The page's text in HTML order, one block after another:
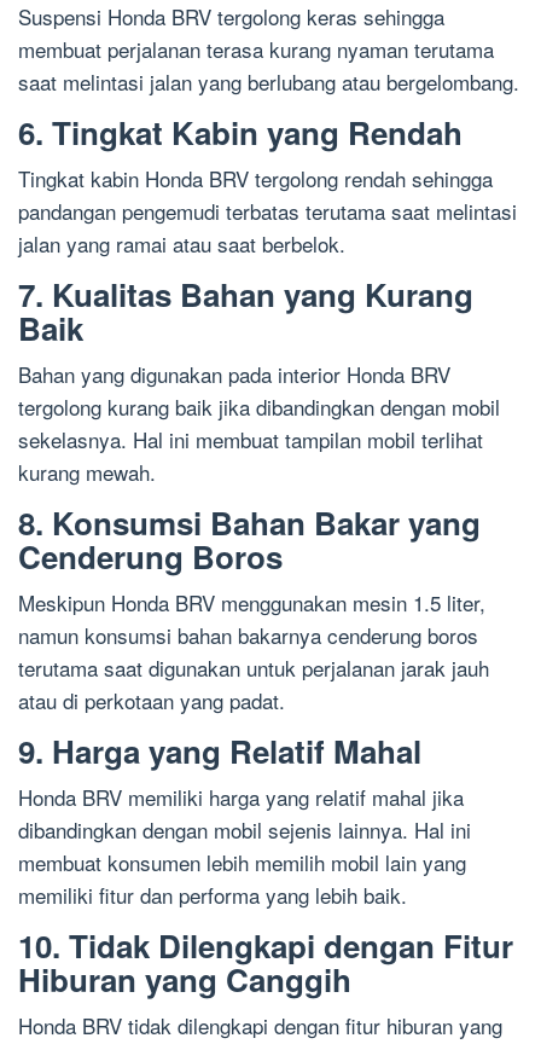
Suspensi Honda BRV tergolong keras sehingga
membuat perjalanan terasa kurang nyaman terutama
saat melintasi jalan yang berlubang atau bergelombang.
6. Tingkat Kabin yang Rendah
Tingkat kabin Honda BRV tergolong rendah sehingga
pandangan pengemudi terbatas terutama saat melintasi
jalan yang ramai atau saat berbelok.
7. Kualitas Bahan yang Kurang
Baik
Bahan yang digunakan pada interior Honda BRV
tergolong kurang baik jika dibandingkan dengan mobil
sekelasnya. Hal ini membuat tampilan mobil terlihat
kurang mewah.
8. Konsumsi Bahan Bakar yang
Cenderung Boros
Meskipun Honda BRV menggunakan mesin 1.5 liter,
namun konsumsi bahan bakarnya cenderung boros
terutama saat digunakan untuk perjalanan jarak jauh
atau di perkotaan yang padat.
9. Harga yang Relatif Mahal
Honda BRV memiliki harga yang relatif mahal jika
dibandingkan dengan mobil sejenis lainnya. Hal ini
membuat konsumen lebih memilih mobil lain yang
memiliki fitur dan performa yang lebih baik.
10. Tidak Dilengkapi dengan Fitur
Hiburan yang Canggih
Honda BRV tidak dilengkapi dengan fitur hiburan yang